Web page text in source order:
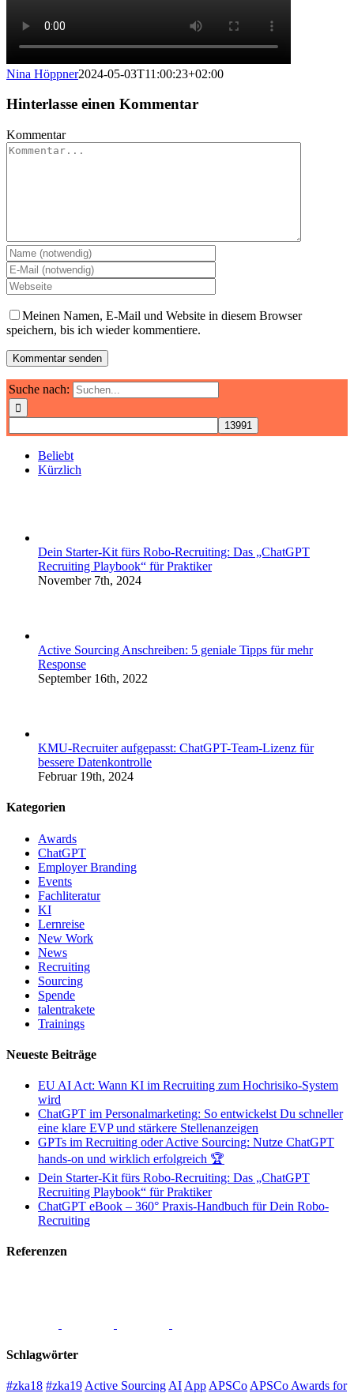
Nina Höppner2024-05-03T11:00:23+02:00
Hinterlasse einen Kommentar
Kommentar
Meinen Namen, E-Mail und Website in diesem Browser
speichern, bis ich wieder kommentiere.
Suche nach:
Beliebt
Kürzlich
Dein Starter-Kit fürs Robo-Recruiting: Das „ChatGPT
Recruiting Playbook“ für Praktiker
November 7th, 2024
Active Sourcing Anschreiben: 5 geniale Tipps für mehr
Response
September 16th, 2022
KMU-Recruiter aufgepasst: ChatGPT-Team-Lizenz für
bessere Datenkontrolle
Februar 19th, 2024
Kategorien
Awards
ChatGPT
Employer Branding
Events
Fachliteratur
KI
Lernreise
New Work
News
Recruiting
Sourcing
Spende
talentrakete
Trainings
Neueste Beiträge
EU AI Act: Wann KI im Recruiting zum Hochrisiko-System
wird
ChatGPT im Personalmarketing: So entwickelst Du schneller
eine klare EVP und stärkere Stellenanzeigen
GPTs im Recruiting oder Active Sourcing: Nutze ChatGPT
hands-on und wirklich erfolgreich 🏆
Dein Starter-Kit fürs Robo-Recruiting: Das „ChatGPT
Recruiting Playbook“ für Praktiker
ChatGPT eBook – 360° Praxis-Handbuch für Dein Robo-
Recruiting
Referenzen
Schlagwörter
#zka18 #zka19 Active Sourcing AI App APSCo APSCo Awards for